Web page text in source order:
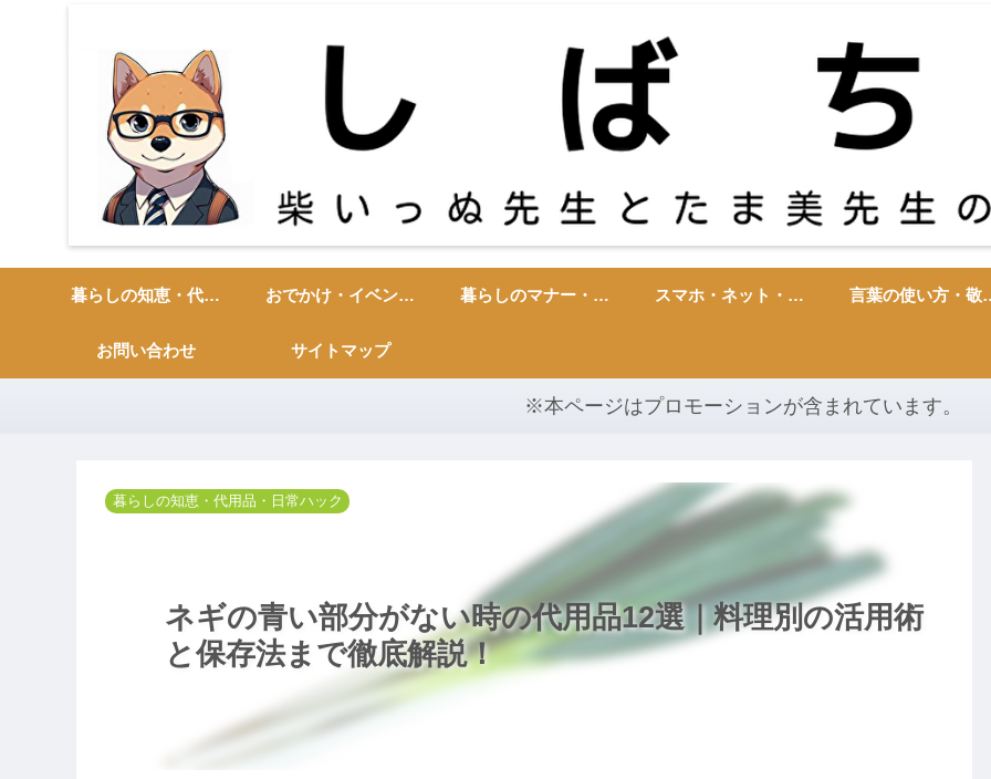
暮らしの知恵・代用品・日常ハック おでかけ・イベント・季節の行事 暮らしのマナー・雑学・心理 スマホ・ネット・ITトラブル 言葉の使
お問い合わせ サイトマップ
※本ページはプロモーションが含まれています。
ネギの青い部分がない時の代用品12選｜料理別の活用術
と保存法まで徹底解説！
暮らしの知恵・代用品・日常ハック